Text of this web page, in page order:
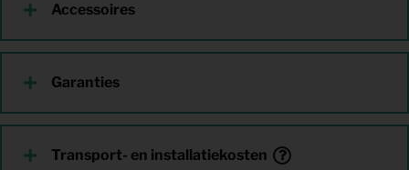
Accessoires
Garanties
Transport- en installatiekosten